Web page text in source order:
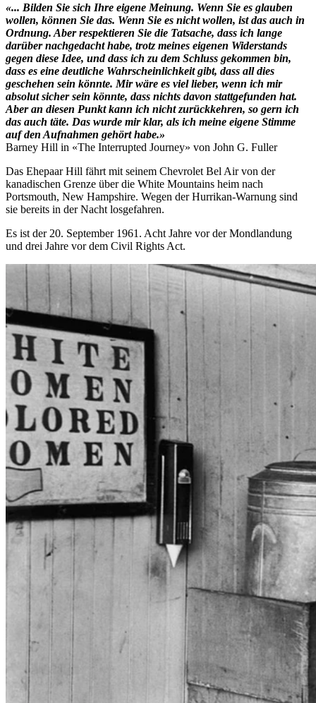
«... Bilden Sie sich Ihre eigene Meinung. Wenn Sie es glauben
wollen, können Sie das. Wenn Sie es nicht wollen, ist das auch in
Ordnung. Aber respektieren Sie die Tatsache, dass ich lange
darüber nachgedacht habe, trotz meines eigenen Widerstands
gegen diese Idee, und dass ich zu dem Schluss gekommen bin,
dass es eine deutliche Wahrscheinlichkeit gibt, dass all dies
geschehen sein könnte. Mir wäre es viel lieber, wenn ich mir
absolut sicher sein könnte, dass nichts davon stattgefunden hat.
Aber an diesen Punkt kann ich nicht zurückkehren, so gern ich
das auch täte. Das wurde mir klar, als ich meine eigene Stimme
auf den Aufnahmen gehört habe.»
Barney Hill in «The Interrupted Journey» von John G. Fuller
Das Ehepaar Hill fährt mit seinem Chevrolet Bel Air von der
kanadischen Grenze über die White Mountains heim nach
Portsmouth, New Hampshire. Wegen der Hurrikan-Warnung sind
sie bereits in der Nacht losgefahren.
Es ist der 20. September 1961. Acht Jahre vor der Mondlandung
und drei Jahre vor dem Civil Rights Act.